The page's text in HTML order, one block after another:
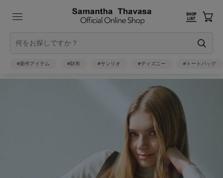
#新作アイテム #財布 #サンリオ #ディズニー #トートバッグ